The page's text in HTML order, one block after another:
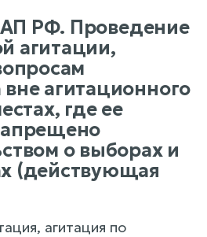
РФ. Проведение
агитации,
агитационного
где ее
о выборах и
(действующая
агитация по